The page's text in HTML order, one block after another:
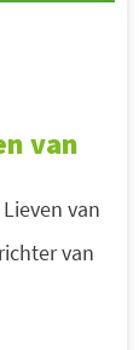
van
van
van